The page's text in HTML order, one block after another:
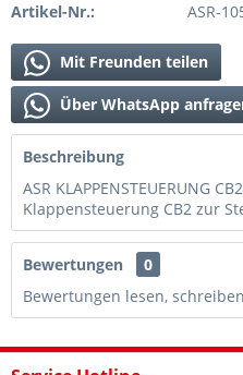
Artikel-Nr.:
ASR-
Mit Freunden teilen
Über WhatsApp
Beschreibung
ASR KLAPPENSTEUERUNG
Klappensteuerung CB2 zur
Bewertungen
0
Bewertungen lesen,